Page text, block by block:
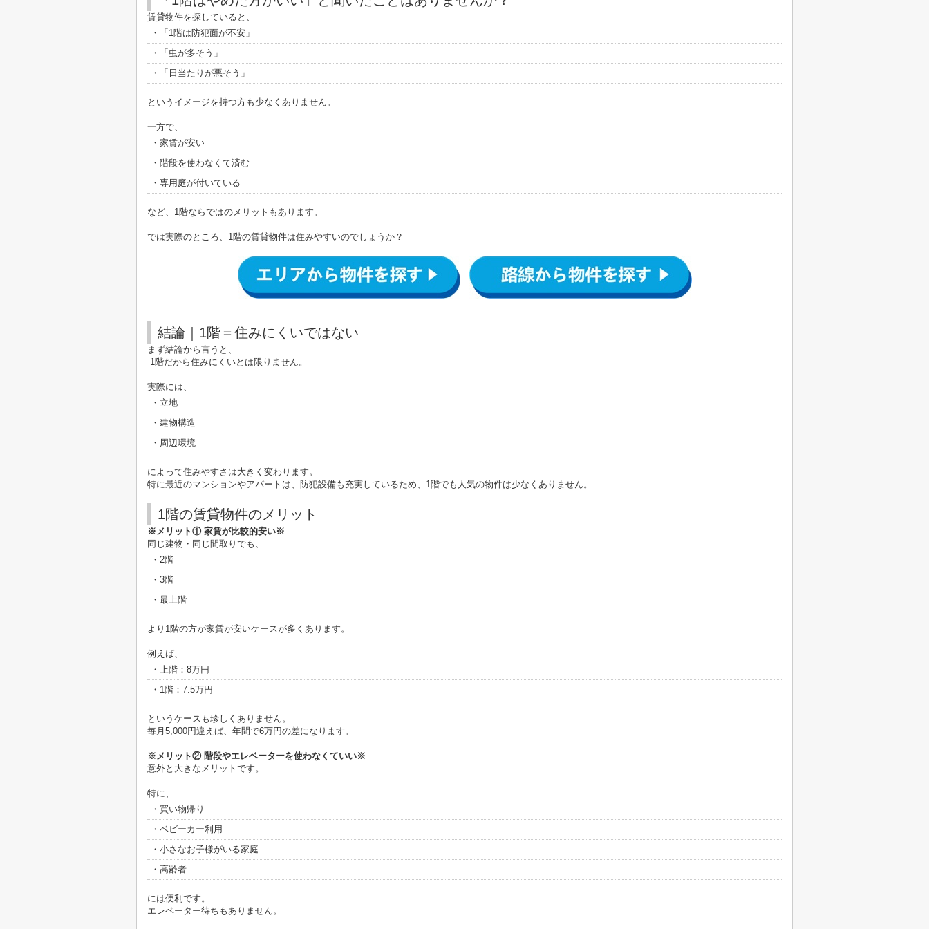
賃貸物件を探していると、
・「1階は防犯面が不安」
・「虫が多そう」
・「日当たりが悪そう」
というイメージを持つ方も少なくありません。
一方で、
・家賃が安い
・階段を使わなくて済む
・専用庭が付いている
など、1階ならではのメリットもあります。
では実際のところ、1階の賃貸物件は住みやすいのでしょうか？
結論｜1階＝住みにくいではない
まず結論から言うと、
1階だから住みにくいとは限りません。
実際には、
・立地
・建物構造
・周辺環境
によって住みやすさは大きく変わります。
特に最近のマンションやアパートは、防犯設備も充実しているため、1階でも人気の物件は少なくありません。
1階の賃貸物件のメリット
※メリット① 家賃が比較的安い※
同じ建物・同じ間取りでも、
・2階
・3階
・最上階
より1階の方が家賃が安いケースが多くあります。
例えば、
・上階：8万円
・1階：7.5万円
というケースも珍しくありません。
毎月5,000円違えば、年間で6万円の差になります。
※メリット② 階段やエレベーターを使わなくていい※
意外と大きなメリットです。
特に、
・買い物帰り
・ベビーカー利用
・小さなお子様がいる家庭
・高齢者
には便利です。
エレベーター待ちもありません。